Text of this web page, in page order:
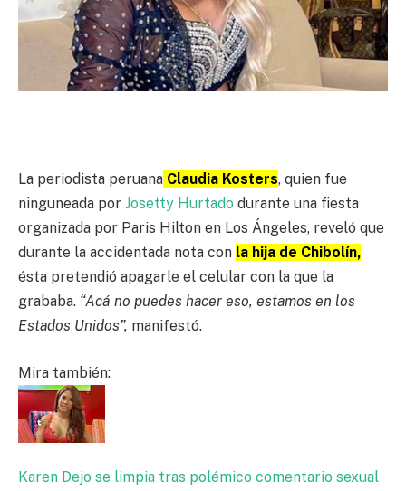
La periodista peruana Claudia Kosters, quien fue
ninguneada por Josetty Hurtado durante una fiesta
organizada por Paris Hilton en Los Ángeles, reveló que
durante la accidentada nota con la hija de Chibolín,
ésta pretendió apagarle el celular con la que la
grababa. “Acá no puedes hacer eso, estamos en los
Estados Unidos”, manifestó.
Mira también:
Karen Dejo se limpia tras polémico comentario sexual